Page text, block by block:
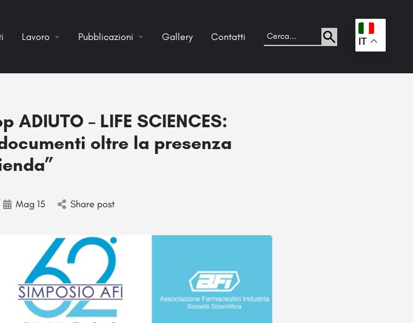
Lavoro Pubblicazioni Gallery Contatti . IT
– LIFE SCIENCES:
oltre la presenza
Mag 15 Share post